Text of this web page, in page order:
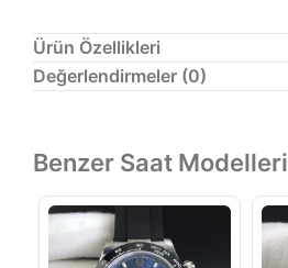
Ürün Özellikleri
Değerlendirmeler (0)
Benzer Saat Modelleri